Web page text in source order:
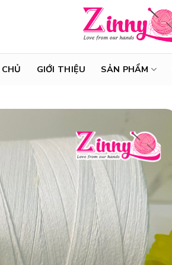
GIỚI THIỆU SẢN PHẨM